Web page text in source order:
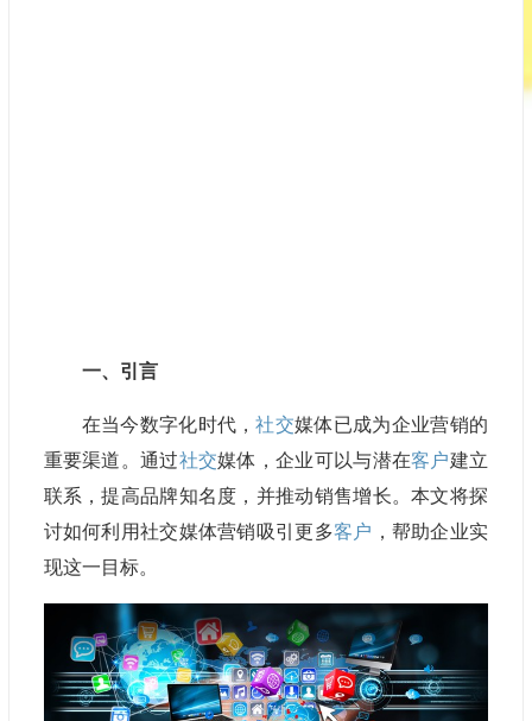
一、引言
在当今数字化时代，社交媒体已成为企业营销的
重要渠道。通过社交媒体，企业可以与潜在客户建立
联系，提高品牌知名度，并推动销售增长。本文将探
讨如何利用社交媒体营销吸引更多客户 ，帮助企业实
现这一目标。